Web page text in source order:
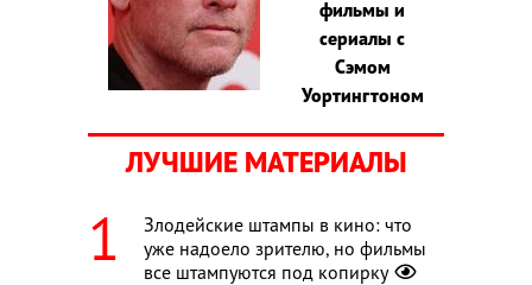
фильмы и
сериалы с
Сэмом
Уортингтоном
ЛУЧШИЕ МАТЕРИАЛЫ
Злодейские штампы в кино: что
уже надоело зрителю, но фильмы
все штампуются под копирку